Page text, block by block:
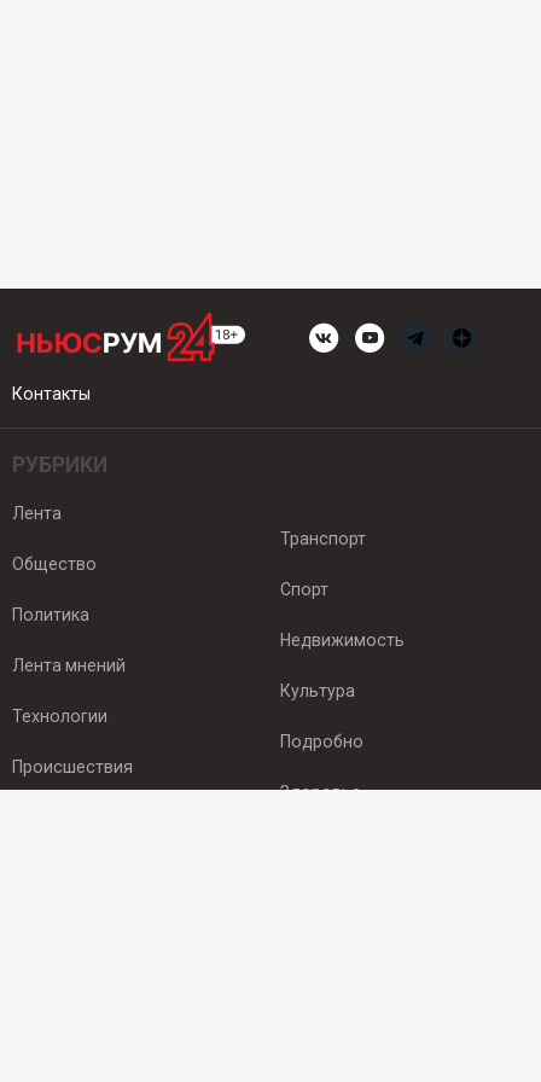
Контакты
РУБРИКИ
Лента
Общество
Политика
Лента мнений
Технологии
Происшествия
Транспорт
Спорт
Недвижимость
Культура
Подробно
Здоровье